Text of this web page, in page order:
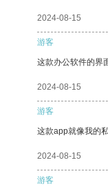
2024-08-15
游客
这款办公软件的界
2024-08-15
游客
这款app就像我的
2024-08-15
游客